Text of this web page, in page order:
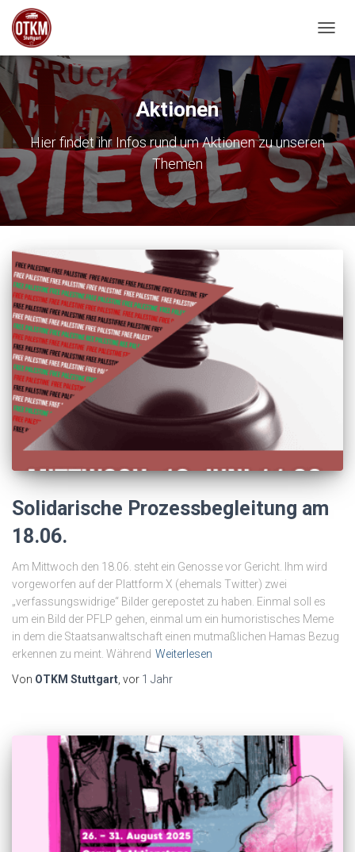
Aktionen
Hier findet ihr Infos rund um Aktionen zu unseren
Themen
Solidarische Prozessbegleitung am
18.06.
Am Mittwoch den 18.06. steht ein Genosse vor Gericht. Ihm wird
vorgeworfen auf der Plattform X (ehemals Twitter) zwei
„verfassungswidrige“ Bilder gerepostet zu haben. Einmal soll es
um ein Bild der PFLP gehen, einmal um ein humoristisches Meme
in dem die Staatsanwaltschaft einen mutmaßlichen Hamas Bezug
erkennen zu meint. Während Weiterlesen
Von OTKM Stuttgart , vor 1 Jahr